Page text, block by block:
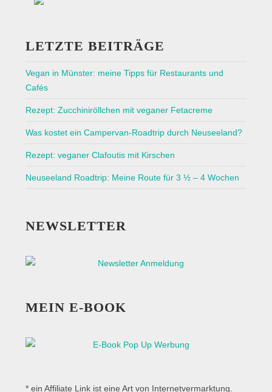
LETZTE BEITRÄGE
Vegan in Münster: meine Tipps für Restaurants und
Cafés
Rezept: Zucchiniröllchen mit veganer Fetacreme
Was kostet ein Campervan-Roadtrip durch Neuseeland?
Rezept: veganer Clafoutis mit Kirschen
Neuseeland Roadtrip: Meine Route für 3 ½ – 4 Wochen
NEWSLETTER
MEIN E-BOOK
* ein Affiliate Link ist eine Art von Internetvermarktung.